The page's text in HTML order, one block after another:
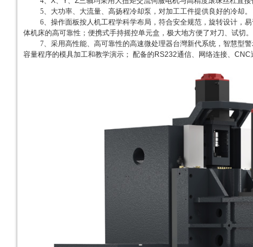
5 、大功率、大流量、高扬程冷却泵，对加工工件提供良好的冷却。
6 、操作面板按人机工程学科学布局，符合安全规范，旋转设计，
体机床的高可靠性；便携式手持摇控单元盒，极大地方便了对刀、试切。
7 、采用高性能、高可靠性的高速微处理器台灣新代系统，智慧型
容量程序的模具加工和教学演示； 配备的RS232通信、网络连接、CNC